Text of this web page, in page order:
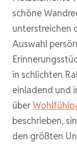
schöne
unterstreichen
Auswahl
in schlichten
einladend und
über
beschrieben,
den größten